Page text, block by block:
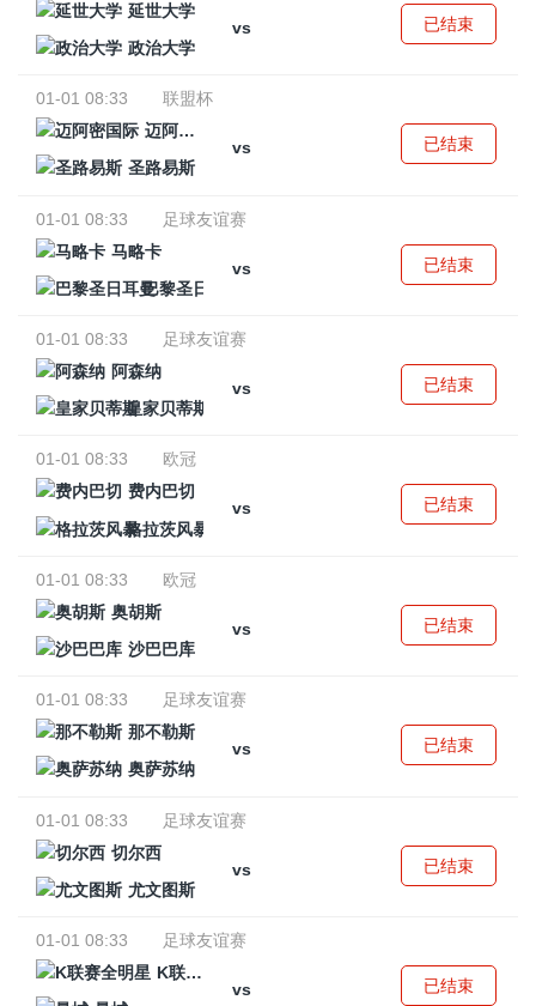
延世大学
vs
政治大学
已结束
01-01 08:33
联盟杯
迈阿密国际
vs
圣路易斯
已结束
01-01 08:33
足球友谊赛
马略卡
vs
巴黎圣日耳曼
已结束
01-01 08:33
足球友谊赛
阿森纳
vs
皇家贝蒂斯
已结束
01-01 08:33
欧冠
费内巴切
vs
格拉茨风暴
已结束
01-01 08:33
欧冠
奥胡斯
vs
沙巴巴库
已结束
01-01 08:33
足球友谊赛
那不勒斯
vs
奥萨苏纳
已结束
01-01 08:33
足球友谊赛
切尔西
vs
尤文图斯
已结束
01-01 08:33
足球友谊赛
K联赛全明星
vs
已结束